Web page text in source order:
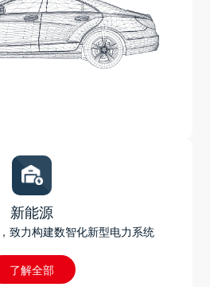
新能源
致力构建数智化新型电力系统
了解全部